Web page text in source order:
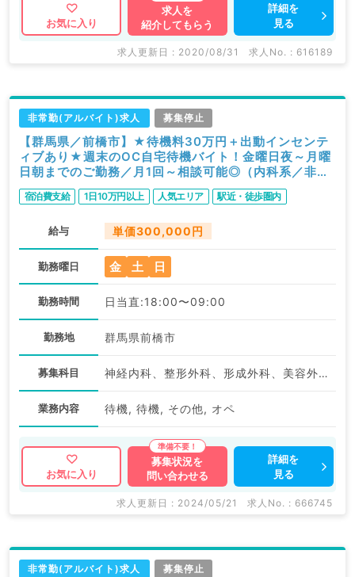
お気に入り
求人を
紹介してもらう
詳細を
見る
求人更新日 : 2020/08/31 求人No. : 616189
非常勤(アルバイト)求人 募集停止
【群馬県／前橋市】★待機料30万円＋出動インセンテ
ィブあり★週末のOC自宅待機バイト！金曜日夜～月曜
日朝までのご勤務／月1回～相談可能◎（内科系／非常
勤）
宿泊費支給 1日10万円以上 人気エリア 駅近・徒歩圏内
給与 単価300,000円
勤務曜日 金 土 日
勤務時間 日当直:18:00〜09:00
勤務地 群馬県前橋市
募集科目 神経内科、整形外科、形成外科、美容外科、呼吸器外科、心臓血管外科、小児外科、泌尿器科、一般内科、循環器内科、呼吸器内科、内分泌・代謝内科、腎臓内科、老年内科、外科系全般、一般外科、消化器外科、乳腺外科、膠原病科、スポーツ整形外科、大腸・肛門外科、脊髄・脊椎外科
業務内容 待機, 待機, その他, オペ
お気に入り
募集状況を
問い合わせる
詳細を
見る
求人更新日 : 2024/05/21 求人No. : 666745
非常勤(アルバイト)求人 募集停止